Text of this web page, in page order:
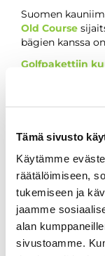
Tämä sivusto
Käytämme
räätälöimiseen,
tukemiseen ja
jaamme
alan
sivustoamme.
Suomen
Old Course
bägien kanssa
Golfpakettiin
1 kpl
alennus)